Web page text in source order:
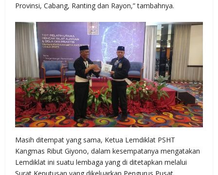
Provinsi, Cabang, Ranting dan Rayon,” tambahnya.
Masih ditempat yang sama, Ketua Lemdiklat PSHT
Kangmas Ribut Giyono, dalam kesempatanya mengatakan
Lemdiklat ini suatu lembaga yang di ditetapkan melalui